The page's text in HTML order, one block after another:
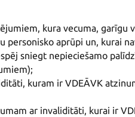
kura vecuma, garīgu
personisko aprūpi un, kurai
sniegt nepieciešamo
kuram ir VDEĀVK
ar invaliditāti, kurai ir